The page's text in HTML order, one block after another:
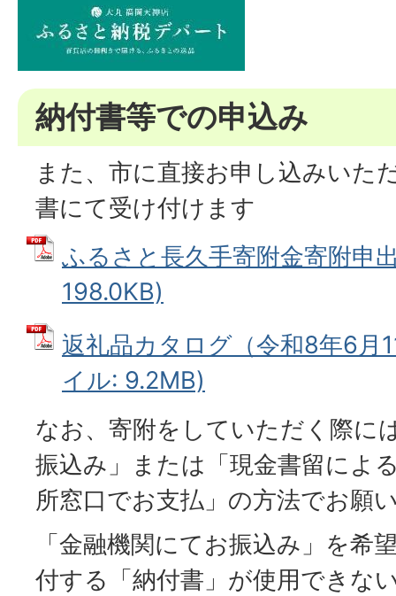
納付書等での申込み
また、市に直接お申し込みいた
書にて受け付けます
ふるさと長久手寄附金寄附申
198.0KB)
返礼品カタログ（令和8年6月
イル: 9.2MB)
なお、寄附をしていただく際に
振込み」または「現金書留によ
所窓口でお支払」の方法でお願
「金融機関にてお振込み」を希
付する「納付書」が使用できな